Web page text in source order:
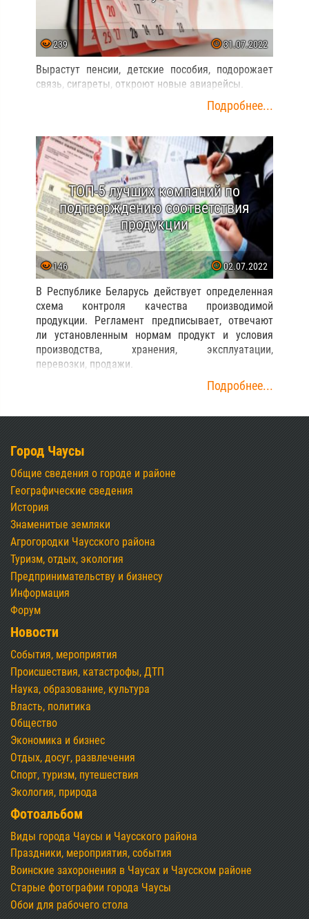
239 31.07.2022
Вырастут пенсии, детские пособия, подорожает
связь, сигареты, откроют новые авиарейсы.
Подробнее...
ТОП-5 лучших компаний по
подтверждению соответствия
продукции
146 02.07.2022
В Республике Беларусь действует определенная
схема контроля качества производимой
продукции. Регламент предписывает, отвечают
ли установленным нормам продукт и условия
производства, хранения, эксплуатации,
перевозки, продажи.
Подробнее...
Город Чаусы
Общие сведения о городе и районе
Географические сведения
История
Знаменитые земляки
Агрогородки Чаусского района
Туризм, отдых, экология
Предпринимательству и бизнесу
Информация
Форум
Новости
События, мероприятия
Происшествия, катастрофы, ДТП
Наука, образование, культура
Власть, политика
Общество
Экономика и бизнес
Отдых, досуг, развлечения
Спорт, туризм, путешествия
Экология, природа
Фотоальбом
Виды города Чаусы и Чаусского района
Праздники, мероприятия, события
Воинские захоронения в Чаусах и Чаусском районе
Старые фотографии города Чаусы
Обои для рабочего стола